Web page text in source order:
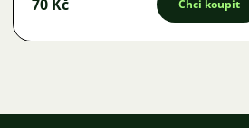
70 Kč Chci koupit